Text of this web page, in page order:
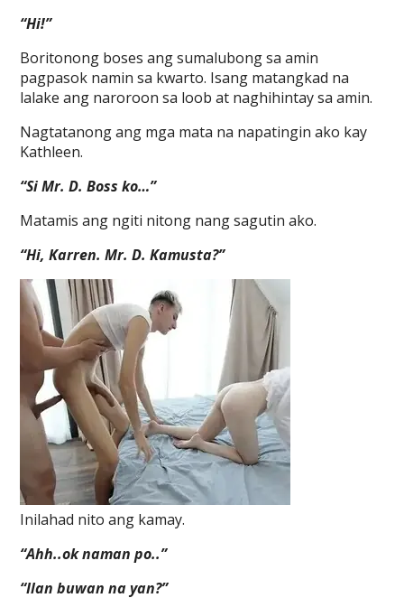
“Hi!”
Boritonong boses ang sumalubong sa amin
pagpasok namin sa kwarto. Isang matangkad na
lalake ang naroroon sa loob at naghihintay sa amin.
Nagtatanong ang mga mata na napatingin ako kay
Kathleen.
“Si Mr. D. Boss ko…”
Matamis ang ngiti nitong nang sagutin ako.
“Hi, Karren. Mr. D. Kamusta?”
Inilahad nito ang kamay.
“Ahh..ok naman po..”
“Ilan buwan na yan?”